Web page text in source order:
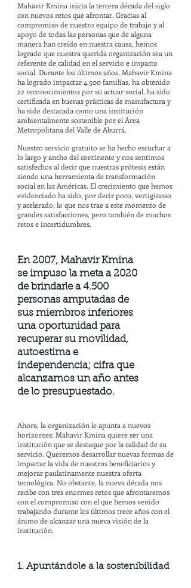
Mahavir Kmina inicia la tercera década del siglo
con nuevos retos que afrontar. Gracias al
compromiso de nuestro equipo de trabajo y al
apoyo de todas las personas que de alguna
manera han creído en nuestra causa, hemos
logrado que nuestra querida organización sea un
referente de calidad en el servicio e impacto
social. Durante los últimos años, Mahavir Kmina
ha logrado impactar 4.500 familias, ha obtenido
22 reconocimientos por su actuar social, ha sido
certificada en buenas prácticas de manufactura y
ha sido destacada como una institución
ambientalmente sostenible por el Área
Metropolitana del Valle de Aburrá.
Nuestro servicio gratuito se ha hecho escuchar a
lo largo y ancho del continente y nos sentimos
satisfechos al decir que nuestras prótesis están
siendo una herramienta de transformación
social en las Américas. El crecimiento que hemos
evidenciado ha sido, por decir poco, vertiginoso
y acelerado, lo que nos trae a este momento de
grandes satisfacciones, pero también de muchos
retos e incertidumbres.
En 2007, Mahavir Kmina
se impuso la meta a 2020
de brindarle a 4.500
personas amputadas de
sus miembros inferiores
una oportunidad para
recuperar su movilidad,
autoestima e
independencia; cifra que
alcanzamos un año antes
de lo presupuestado.
Ahora, la organización le apunta a nuevos
horizontes: Mahavir Kmina quiere ser una
institución que se destaque por la calidad de su
servicio. Queremos desarrollar nuevas formas de
impactar la vida de nuestros beneficiarios y
mejorar paulatinamente nuestra oferta
tecnológica. No obstante, la nueva década nos
recibe con tres enormes retos que afrontaremos
con el compromiso con el que hemos venido
trabajando durante los últimos trece años con el
ánimo de alcanzar una nueva visión de la
institución.
1. Apuntándole a la sostenibilidad